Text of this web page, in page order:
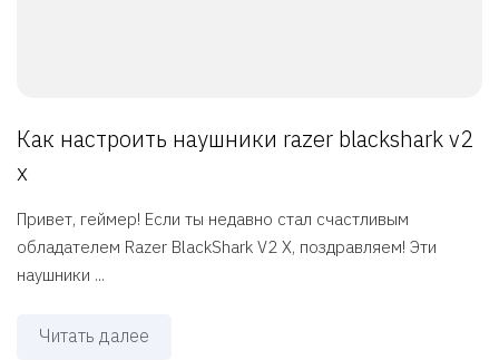
Как настроить наушники razer blackshark v2
x
Привет, геймер! Если ты недавно стал счастливым
обладателем Razer BlackShark V2 X, поздравляем! Эти
наушники ...
Читать далее